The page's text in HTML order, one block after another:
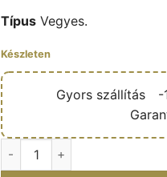
Típus Vegyes.
Készleten
Gyors szállítás🎁 -
Eau de parfum Nebras